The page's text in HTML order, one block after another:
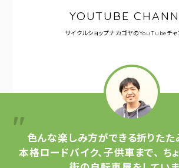
YOUTUBE
サイクルショップナカゴヤのYouTubeチャ
色んな楽しみ方ができる折りた
本格ロードバイク、子供車まで、 ち